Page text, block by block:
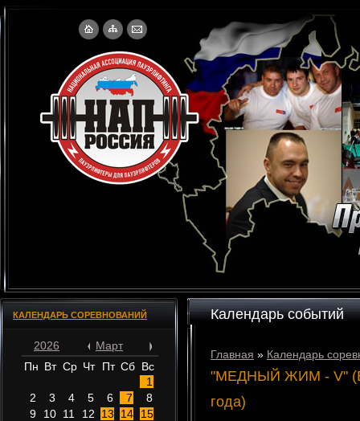
КАЛЕНДАРЬ СОРЕВНОВАНИЙ
2026
Март
Пн Вт Ср Чт Пт Сб Вс
1
2
3 4 5 6 7
8
9
10 11 12 13 14
15
Календарь событий
Главная » Календарь
"МЕДНЫЙ ЖИМ - V"
года)